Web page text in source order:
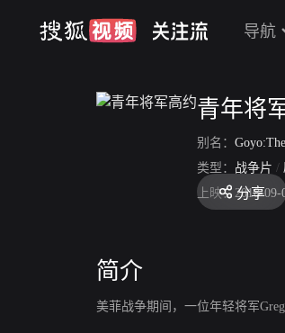
导航
青年将
别名：
类型： 战争片 /
上映： 2018-09-
分享
简介
美菲战争期间，一位年轻将军